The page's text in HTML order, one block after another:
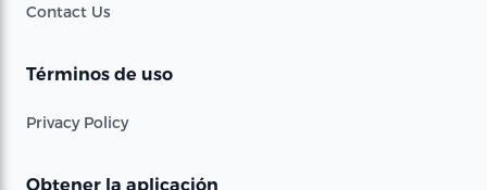
Contact Us
Términos de uso
Privacy Policy
Obtener la aplicación